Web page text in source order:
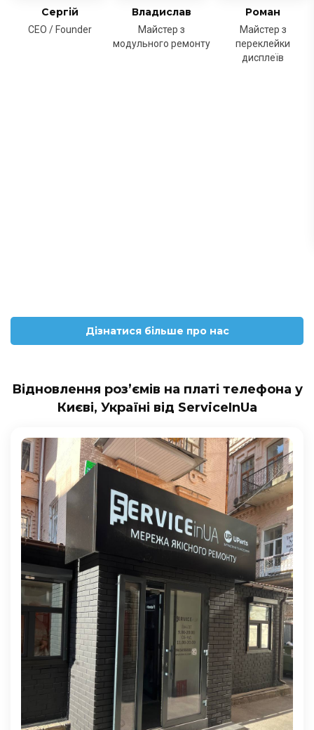
Сергій
CEO / Founder
Владислав
Майстер з
модульного ремонту
Роман
Майстер з
переклейки
дисплеїв
Дізнатися більше про нас
Відновлення роз’ємів на платі телефона у
Києві, Україні від ServiceInUa